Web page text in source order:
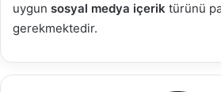
uygun sosyal medya içerik türünü
gerekmektedir.